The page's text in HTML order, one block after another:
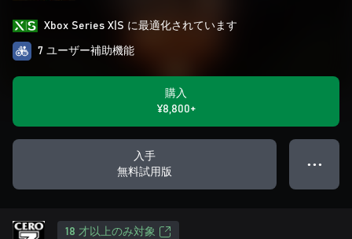
Xbox Series X|S に最適化されています
7 ユーザー補助機能
購入
¥8,800+
入手
無料試用版
● ● ●
18 才以上のみ対象